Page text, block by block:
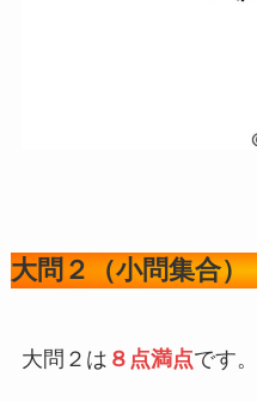
大問２（小問集合）
大問２は ８点満点です。